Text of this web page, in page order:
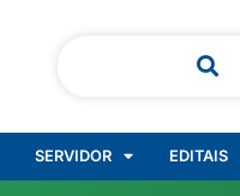
SERVIDOR EDITAIS